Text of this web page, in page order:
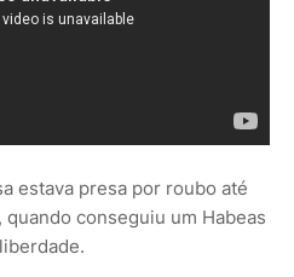
estava presa por roubo até
conseguiu um Habeas